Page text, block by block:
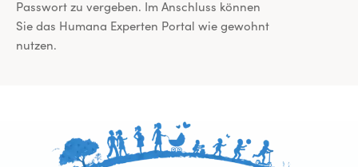
Passwort zu vergeben. Im Anschluss können
Sie das Humana Experten Portal wie gewohnt
nutzen.